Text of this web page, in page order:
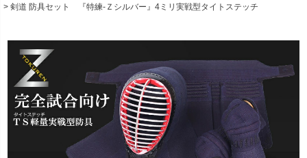
剣道 防具セット 『特練-Ｚシルバー』4ミリ実戦型タイトステッチ